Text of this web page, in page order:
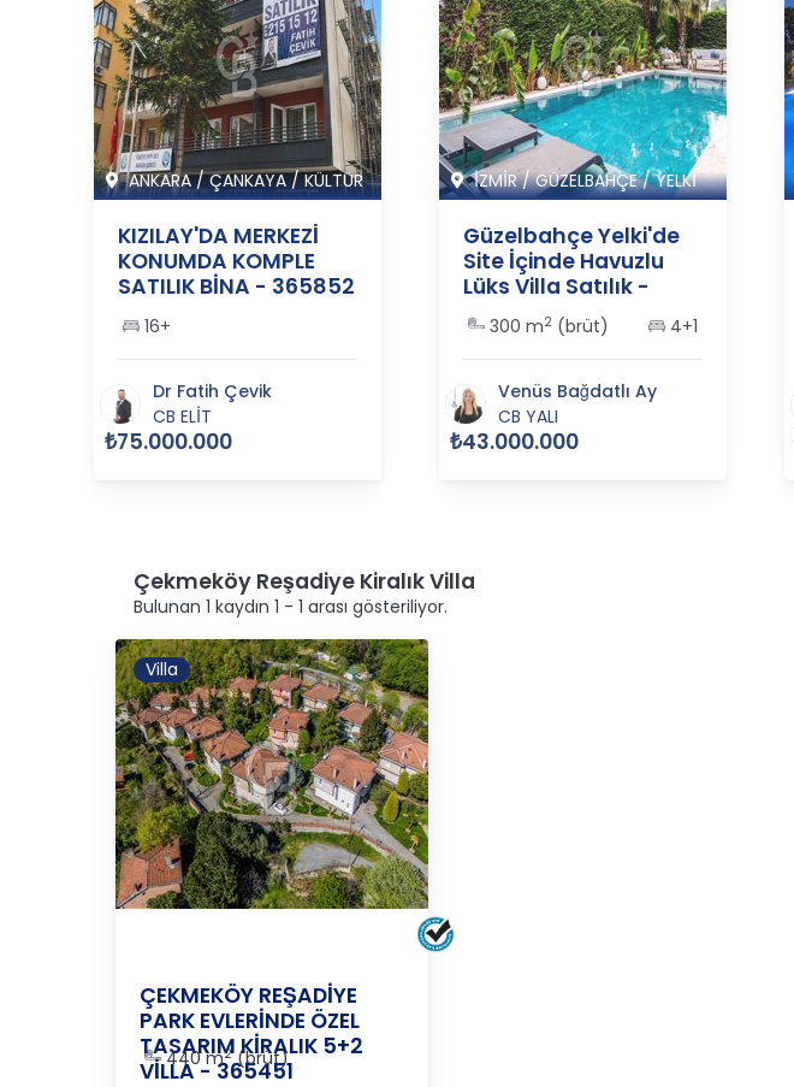
ANKARA/ÇANKAYA/KÜLTÜR
KIZILAY'DA MERKEZİ
KONUMDA KOMPLE
SATILIK BİNA - 365852
16+
Dr Fatih Çevik
CB ELİT
₺75.000.000
İZMİR/GÜZELBAHÇE/YELKİ
Güzelbahçe Yelki'de
Site İçinde Havuzlu
Lüks Villa Satılık -
365562
300 m2(brüt) 4+1
Venüs Bağdatlı Ay
CB YALI
₺43.000.000
Çekmeköy Reşadiye Kiralık Villa
Bulunan 1 kaydın 1 - 1 arası gösteriliyor.
Villa
ÇEKMEKÖY REŞADİYE
PARK EVLERİNDE ÖZEL
TASARIM KİRALIK 5+2
VİLLA - 365451
440 m2(brüt)